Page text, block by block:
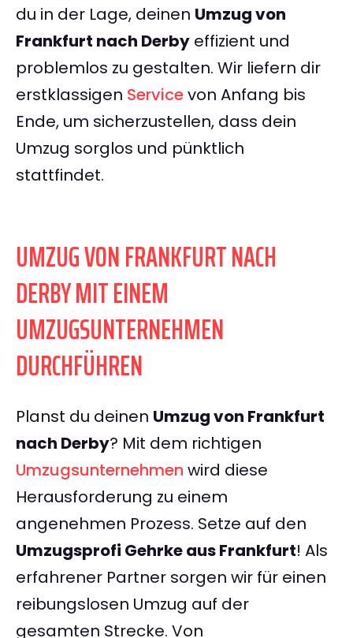
du in der Lage, deinen Umzug von
Frankfurt nach Derby effizient und
problemlos zu gestalten. Wir liefern dir
erstklassigen Servicevon Anfang bis
Ende, um sicherzustellen, dass dein
Umzug sorglos und pünktlich
stattfindet.
UMZUG VON FRANKFURT NACH
DERBY MIT EINEM
UMZUGSUNTERNEHMEN
DURCHFÜHREN
Planst du deinen Umzug von Frankfurt
nach Derby? Mit dem richtigen
Umzugsunternehmen wird diese
Herausforderung zu einem
angenehmen Prozess. Setze auf den
Umzugsprofi Gehrke aus Frankfurt! Als
erfahrener Partner sorgen wir für einen
reibungslosen Umzug auf der
gesamten Strecke. Von